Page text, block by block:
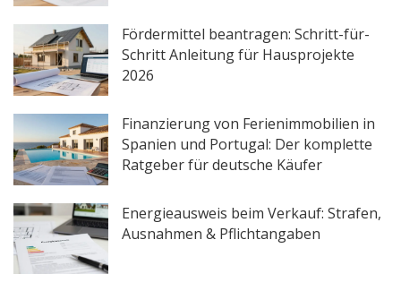
Fördermittel beantragen: Schritt-für-
Schritt Anleitung für Hausprojekte
2026
Finanzierung von Ferienimmobilien in
Spanien und Portugal: Der komplette
Ratgeber für deutsche Käufer
Energieausweis beim Verkauf: Strafen,
Ausnahmen & Pflichtangaben